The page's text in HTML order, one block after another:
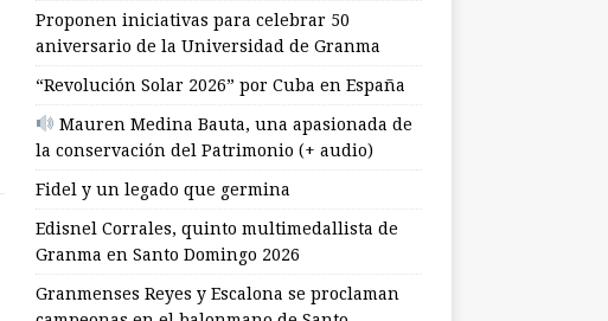
Proponen iniciativas para celebrar 50
aniversario de la Universidad de Granma
“Revolución Solar 2026” por Cuba en España
Mauren Medina Bauta, una apasionada de
la conservación del Patrimonio (+ audio)
Fidel y un legado que germina
Edisnel Corrales, quinto multimedallista de
Granma en Santo Domingo 2026
Granmenses Reyes y Escalona se proclaman